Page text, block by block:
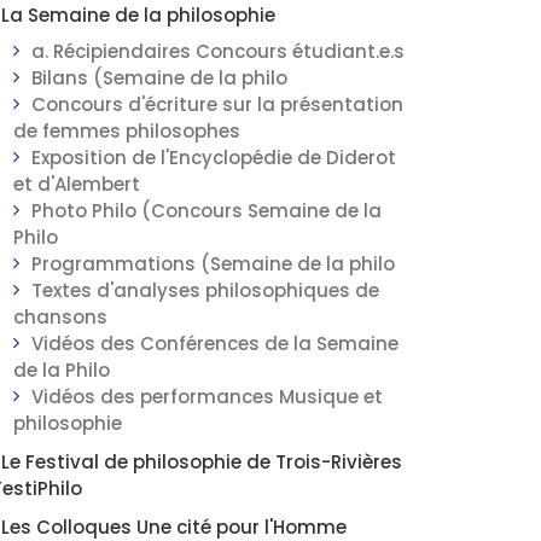
La Semaine de la philosophie
a. Récipiendaires Concours étudiant.e.s
Bilans (Semaine de la philo
Concours d'écriture sur la présentation
de femmes philosophes
Exposition de l'Encyclopédie de Diderot
et d'Alembert
Photo Philo (Concours Semaine de la
Philo
Programmations (Semaine de la philo
Textes d'analyses philosophiques de
chansons
Vidéos des Conférences de la Semaine
de la Philo
Vidéos des performances Musique et
philosophie
Le Festival de philosophie de Trois-Rivières
Les Colloques Une cité pour l'Homme